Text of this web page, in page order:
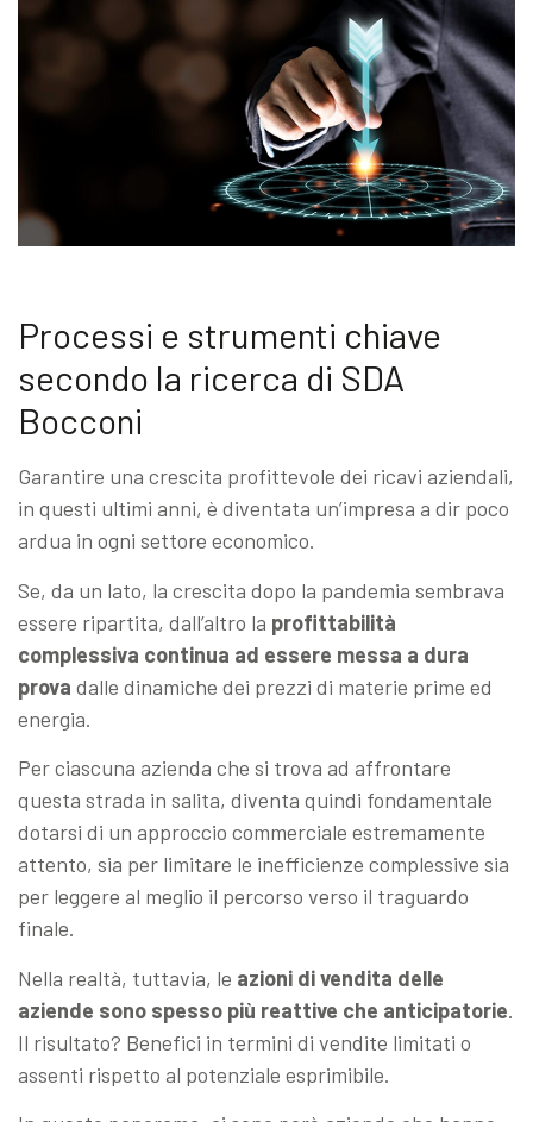
Community
Processi e strumenti chiave
secondo la ricerca di SDA
Bocconi
Garantire una crescita profittevole dei ricavi aziendali,
in questi ultimi anni, è diventata un’impresa a dir poco
ardua in ogni settore economico.
Se, da un lato, la crescita dopo la pandemia sembrava
essere ripartita, dall’altro la profittabilità
complessiva continua ad essere messa a dura
prova dalle dinamiche dei prezzi di materie prime ed
energia.
Per ciascuna azienda che si trova ad affrontare
questa strada in salita, diventa quindi fondamentale
dotarsi di un approccio commerciale estremamente
attento, sia per limitare le inefficienze complessive sia
per leggere al meglio il percorso verso il traguardo
finale.
Nella realtà, tuttavia, le azioni di vendita delle
aziende sono spesso più reattive che anticipatorie.
Il risultato? Benefici in termini di vendite limitati o
assenti rispetto al potenziale esprimibile.